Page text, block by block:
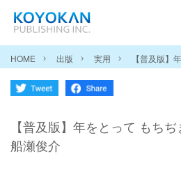
HOME 出版 実用 【普及版】
【普及版】年をとって もち
船瀬俊介